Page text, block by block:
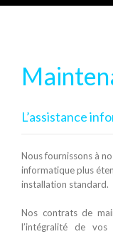
L’assistance
Nous fournissons à
informatique plus
installation standard.
Nos contrats de
l’intégralité de